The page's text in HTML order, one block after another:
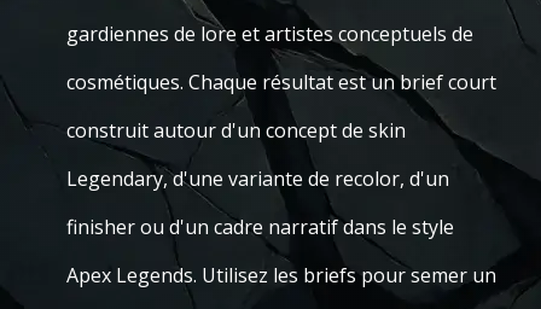
gardiennes de lore et artistes conceptuels de
cosmétiques. Chaque résultat est un brief court
construit autour d'un concept de skin
Legendary, d'une variante de recolor, d'un
finisher ou d'un cadre narratif dans le style
Apex Legends. Utilisez les briefs pour semer un